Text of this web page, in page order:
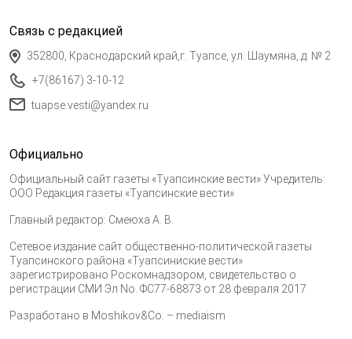
Связь с редакцией
352800, Краснодарский край,г. Туапсе, ул. Шаумяна, д. № 2
+7(86167) 3-10-12
tuapse.vesti@yandex.ru
Официально
Официальный сайт газеты «Туапсинские вести» Учредитель:
ООО Редакция газеты «Туапсинские вести»
Главный редактор: Смеюха А. В.
Сетевое издание сайт общественно-политической газеты
Туапсинского района «Туапсиниские вести»
зарегистрировано Роскомнадзором, свидетельство о
регистрации СМИ Эл No. ФС77-68873 от 28 февраля 2017
Разработано в Moshikov&Co. – mediaism